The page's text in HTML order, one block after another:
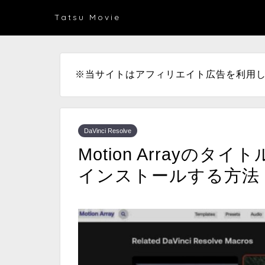
Tatsu Movie
※当サイトはアフィリエイト広告を利用
DaVinci Resolve
Motion Arrayのタイト
インストールする方法